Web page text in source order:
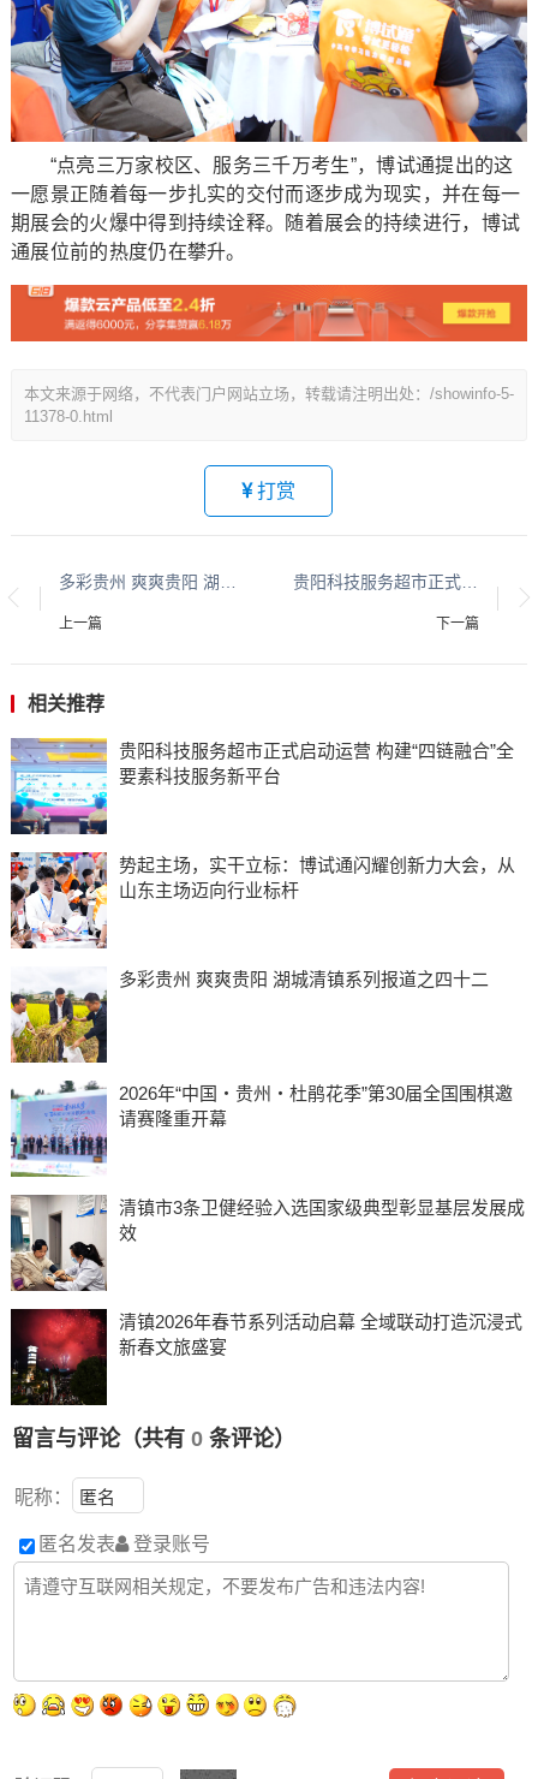
“点亮三万家校区、服务三千万考生”，博试通提出的这
一愿景正随着每一步扎实的交付而逐步成为现实，并在每一
期展会的火爆中得到持续诠释。随着展会的持续进行，博试
通展位前的热度仍在攀升。
本文来源于网络，不代表门户网站立场，转载请注明出处：/showinfo-5-
11378-0.html
打赏
多彩贵州 爽爽贵阳 湖城清镇系列报道之四十二
上一篇
贵阳科技服务超市正式启动运营 构建“四链融合”全要素科技服务新平台
下一篇
相关推荐
贵阳科技服务超市正式启动运营 构建“四链融合”全
要素科技服务新平台
势起主场，实干立标：博试通闪耀创新力大会，从
山东主场迈向行业标杆
多彩贵州 爽爽贵阳 湖城清镇系列报道之四十二
2026年“中国・贵州・杜鹃花季”第30届全国围棋邀
请赛隆重开幕
清镇市3条卫健经验入选国家级典型彰显基层发展成
效
清镇2026年春节系列活动启幕 全域联动打造沉浸式
新春文旅盛宴
留言与评论（共有 0条评论）
昵称：
匿名发表 登录账号